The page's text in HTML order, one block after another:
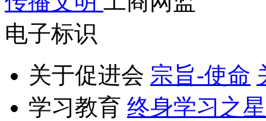
电子标识
关于促进会 宗旨-使命
学习教育 终身学习之星